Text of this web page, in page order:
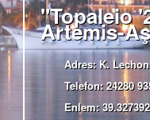
"Topaleio
Artemis-
Adres:K.
Telefon:24280
Enlem: